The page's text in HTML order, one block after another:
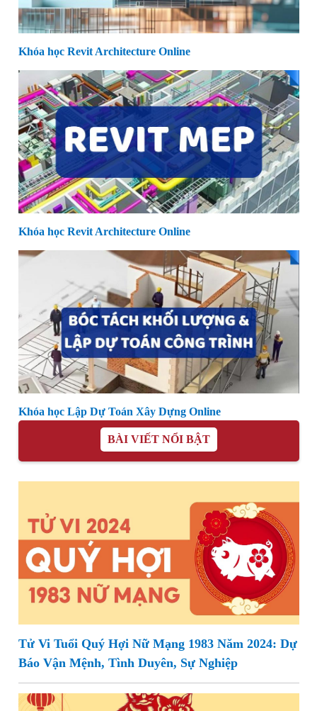
Khóa học Revit Architecture Online
Khóa học Revit Architecture Online
Khóa học Lập Dự Toán Xây Dựng Online
BÀI VIẾT NỔI BẬT
Tử Vi Tuổi Quý Hợi Nữ Mạng 1983 Năm 2024: Dự
Báo Vận Mệnh, Tình Duyên, Sự Nghiệp